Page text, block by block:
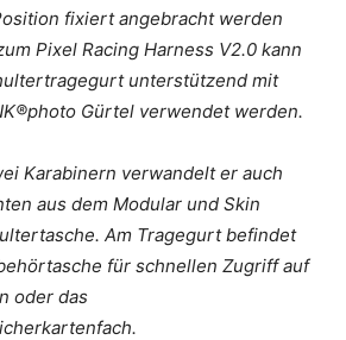
fixiert angebracht werden
Pixel Racing Harness V2.0 kann
unterstützend mit
Gürtel verwendet werden.
Karabinern verwandelt er auch
aus dem Modular und Skin
Am Tragegurt befindet
für schnellen Zugriff auf
oder das